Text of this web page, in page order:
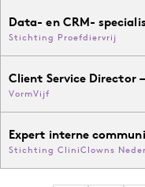
Data- en CRM-
Stichting Proefdiervrij
Client Service Director
VormVijf
Expert interne
Stichting CliniClowns